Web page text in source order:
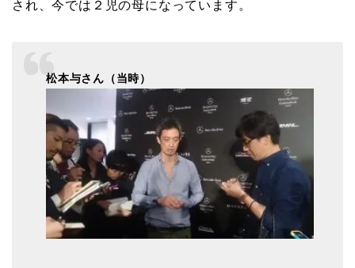
され、今では２児の母になっています。
松本与さん（当時）